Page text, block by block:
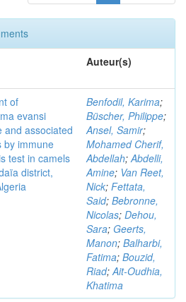
Auteur(s)
of
evansi
and associated
by immune
test in camels
district,
Benfodil, Karima;
Büscher, Philippe;
Ansel, Samir;
Mohamed Cherif,
Abdellah;Abdelli,
Amine; Van Reet,
Nick; Fettata,
Said; Bebronne,
Nicolas; Dehou,
Sara; Geerts,
Manon; Balharbi,
Fatima; Bouzid,
Riad;Ait-Oudhia,
Khatima